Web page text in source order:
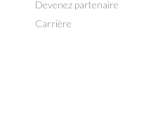
Devenez partenaire
Carrière